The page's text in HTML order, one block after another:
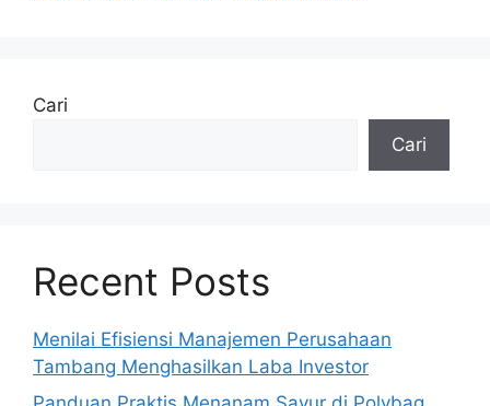
Cari
Cari
Recent Posts
Menilai Efisiensi Manajemen Perusahaan
Tambang Menghasilkan Laba Investor